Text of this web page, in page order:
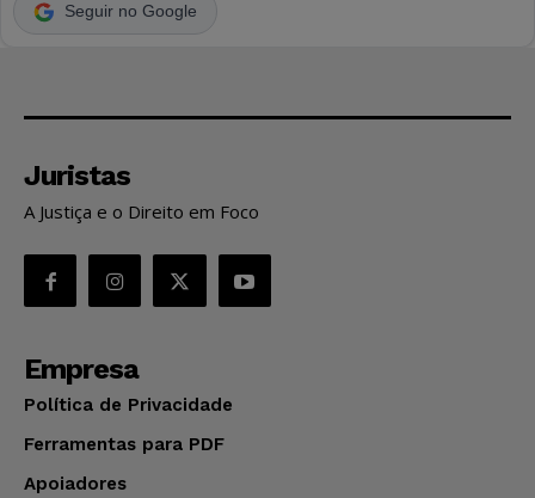
Seguir no Google
Juristas
A Justiça e o Direito em Foco
Empresa
Política de Privacidade
Ferramentas para PDF
Apoiadores